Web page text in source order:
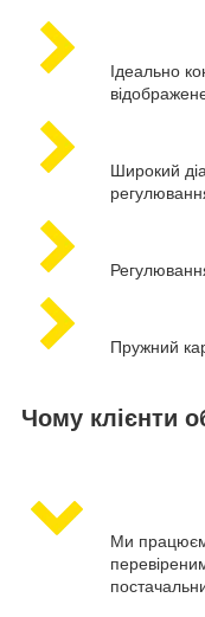
Ідеально
Широкий
Пружний
Чому клієнти
Ми